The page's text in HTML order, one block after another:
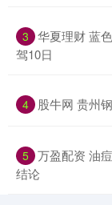
3 华夏理财 蓝
驾10日
4 股牛网 贵州
5 万盈配资 油
结论